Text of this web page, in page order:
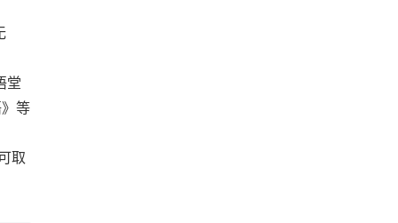
堂
等
取